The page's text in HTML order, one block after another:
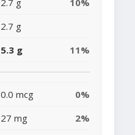
2.7 g
10%
2.7 g
5.3 g 11%
0.0 mcg
0%
27 mg
2%